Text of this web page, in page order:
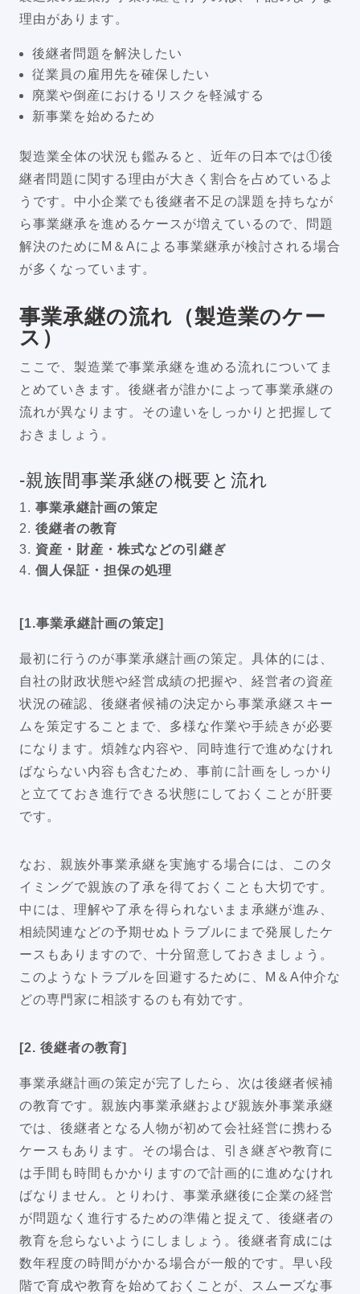
理由があります。
後継者問題を解決したい
従業員の雇用先を確保したい
廃業や倒産におけるリスクを軽減する
新事業を始めるため
製造業全体の状況も鑑みると、近年の日本では①後
継者問題に関する理由が大きく割合を占めているよ
うです。中小企業でも後継者不足の課題を持ちなが
ら事業継承を進めるケースが増えているので、問題
解決のためにM＆Aによる事業継承が検討される場合
が多くなっています。
事業承継の流れ（製造業のケー
ス）
ここで、製造業で事業承継を進める流れについてま
とめていきます。後継者が誰かによって事業承継の
流れが異なります。その違いをしっかりと把握して
おきましょう。
-親族間事業承継の概要と流れ
事業承継計画の策定
後継者の教育
資産・財産・株式などの引継ぎ
個人保証・担保の処理
[1.事業承継計画の策定]
最初に行うのが事業承継計画の策定。具体的には、
自社の財政状態や経営成績の把握や、経営者の資産
状況の確認、後継者候補の決定から事業承継スキー
ムを策定することまで、多様な作業や手続きが必要
になります。煩雑な内容や、同時進行で進めなけれ
ばならない内容も含むため、事前に計画をしっかり
と立てておき進行できる状態にしておくことが肝要
です。
なお、親族外事業承継を実施する場合には、このタ
イミングで親族の了承を得ておくことも大切です。
中には、理解や了承を得られないまま承継が進み、
相続関連などの予期せぬトラブルにまで発展したケ
ースもありますので、十分留意しておきましょう。
このようなトラブルを回避するために、M＆A仲介な
どの専門家に相談するのも有効です。
[2. 後継者の教育]
事業承継計画の策定が完了したら、次は後継者候補
の教育です。親族内事業承継および親族外事業承継
では、後継者となる人物が初めて会社経営に携わる
ケースもあります。その場合は、引き継ぎや教育に
は手間も時間もかかりますので計画的に進めなけれ
ばなりません。とりわけ、事業承継後に企業の経営
が問題なく進行するための準備と捉えて、後継者の
教育を怠らないようにしましょう。後継者育成には
数年程度の時間がかかる場合が一般的です。早い段
階で育成や教育を始めておくことが、スムーズな事